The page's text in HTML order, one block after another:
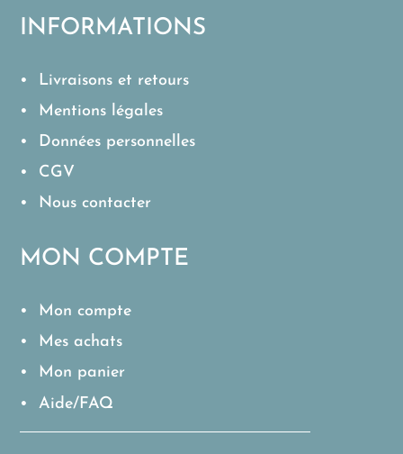
INFORMATIONS
• Livraisons et retours
• Mentions légales
• Données personnelles
• CGV
• Nous contacter
MON COMPTE
• Mon compte
• Mes achats
• Mon panier
• Aide/FAQ